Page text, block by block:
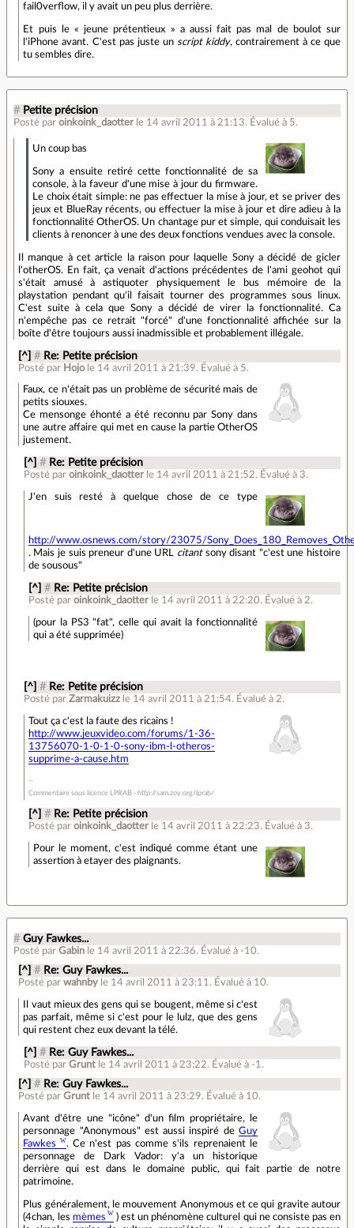
fail0verflow, il y avait un peu plus derrière.
Et puis le « jeune prétentieux » a aussi fait pas mal de boulot sur
l'iPhone avant. C'est pas juste un script kiddy, contrairement à ce que
tu sembles dire.
# Petite précision
Posté par oinkoink_daotter le 14 avril 2011 à 21:13. Évalué à 5.
Un coup bas
Sony a ensuite retiré cette fonctionnalité de sa
console, à la faveur d'une mise à jour du firmware.
Le choix était simple: ne pas effectuer la mise à jour, et se priver des
jeux et BlueRay récents, ou effectuer la mise à jour et dire adieu à la
fonctionnalité OtherOS. Un chantage pur et simple, qui conduisait les
clients à renoncer à une des deux fonctions vendues avec la console.
Il manque à cet article la raison pour laquelle Sony a décidé de gicler
l'otherOS. En fait, ça venait d'actions précédentes de l'ami geohot qui
s'était amusé à astiquoter physiquement le bus mémoire de la
playstation pendant qu'il faisait tourner des programmes sous linux.
C'est suite à cela que Sony a décidé de virer la fonctionnalité. Ca
n'empêche pas ce retrait "forcé" d'une fonctionnalité affichée sur la
boîte d'être toujours aussi inadmissible et probablement illégale.
[^] # Re: Petite précision
Posté par Hojo le 14 avril 2011 à 21:39. Évalué à 5.
Faux, ce n'était pas un problème de sécurité mais de
petits siouxes.
Ce mensonge éhonté a été reconnu par Sony dans
une autre affaire qui met en cause la partie OtherOS
justement.
[^] # Re: Petite précision
Posté par oinkoink_daotter le 14 avril 2011 à 21:52. Évalué à 3.
J'en suis resté à quelque chose de ce type
http://www.osnews.com/story/23075/
. Mais je suis preneur d'une URL citantsony disant "c'est une histoire
de sousous"
[^] # Re: Petite précision
Posté paroinkoink_daotter le 14 avril 2011 à 22:20. Évalué à 2.
(pour la PS3 "fat", celle qui avait la fonctionnalité
qui a été supprimée)
[^] # Re: Petite précision
Posté par Zarmakuizz le 14 avril 2011 à 21:54. Évalué à 2.
Tout ça c'est la faute des ricains !
http://www.jeuxvideo.com/forums/1-36-
13756070-1-0-1-0-sony-ibm-l-otheros-
supprime-a-cause.htm
Commentaire sous licence LPRAB - http://sam.zoy.org/lprab/
[^] # Re: Petite précision
Posté paroinkoink_daotter le 14 avril 2011 à 22:23. Évalué à 3.
Pour le moment, c'est indiqué comme étant une
assertion à etayer des plaignants.
# Guy Fawkes...
Posté par Gabin le 14 avril 2011 à 22:36. Évalué à -10.
[^] # Re: Guy Fawkes...
Posté parwahnby le 14 avril 2011 à 23:11. Évalué à 10.
Il vaut mieux des gens qui se bougent, même si c'est
pas parfait, même si c'est pour le lulz, que des gens
qui restent chez eux devant la télé.
[^] # Re: Guy Fawkes...
Posté par Grunt le 14 avril 2011 à 23:22. Évalué à -1 .
[^] # Re: Guy Fawkes...
Posté parGrunt le 14 avril 2011 à 23:29. Évalué à 10.
Avant d'être une "icône" d'un film propriétaire, le
personnage "Anonymous" est aussi inspiré de Guy
Fawkes
. Ce n'est pas comme s'ils reprenaient le
personnage de Dark Vador: y'a un historique
derrière qui est dans le domaine public, qui fait partie de notre
patrimoine.
Plus généralement, le mouvement Anonymous et ce qui gravite autour
(4chan, les mèmes
) est un phénomène culturel qui ne consiste pas en